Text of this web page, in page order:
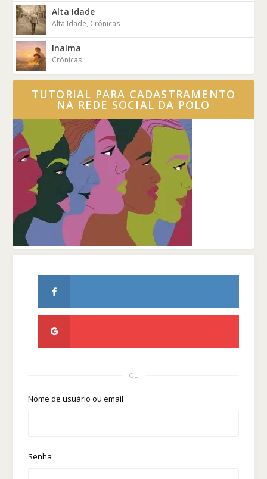
Alta Idade
Alta Idade, Crônicas
Inalma
Crônicas
TUTORIAL PARA CADASTRAMENTO
NA REDE SOCIAL DA POLO
OU
Nome de usuário ou email
Senha